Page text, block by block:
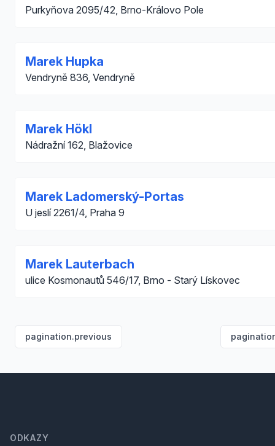
Purkyňova 2095/42, Brno-Královo Pole
Marek Hupka
Vendryně 836, Vendryně
Marek Hökl
Nádražní 162, Blažovice
Marek Ladomerský-Portas
U jeslí 2261/4, Praha 9
Marek Lauterbach
ulice Kosmonautů 546/17, Brno - Starý Lískovec
pagination.previous
ODKAZY